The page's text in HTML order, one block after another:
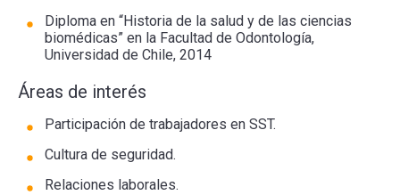
Diploma en “Historia de la salud y de las ciencias
biomédicas” en la Facultad de Odontología,
Universidad de Chile, 2014
Áreas de interés
Participación de trabajadores en SST.
Cultura de seguridad.
Relaciones laborales.